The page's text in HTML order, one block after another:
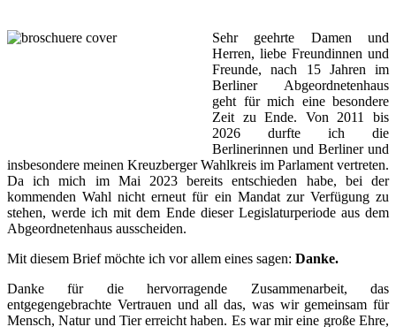
Sehr geehrte Damen und
Herren, liebe Freundinnen und
Freunde, nach 15 Jahren im
Berliner Abgeordnetenhaus
geht für mich eine besondere
Zeit zu Ende. Von 2011 bis
2026 durfte ich die
Berlinerinnen und Berliner und
insbesondere meinen Kreuzberger Wahlkreis im Parlament vertreten.
Da ich mich im Mai 2023 bereits entschieden habe, bei der
kommenden Wahl nicht erneut für ein Mandat zur Verfügung zu
stehen, werde ich mit dem Ende dieser Legislaturperiode aus dem
Abgeordnetenhaus ausscheiden.
Mit diesem Brief möchte ich vor allem eines sagen: Danke.
Danke für die hervorragende Zusammenarbeit, das
entgegengebrachte Vertrauen und all das, was wir gemeinsam für
Mensch, Natur und Tier erreicht haben. Es war mir eine große Ehre,